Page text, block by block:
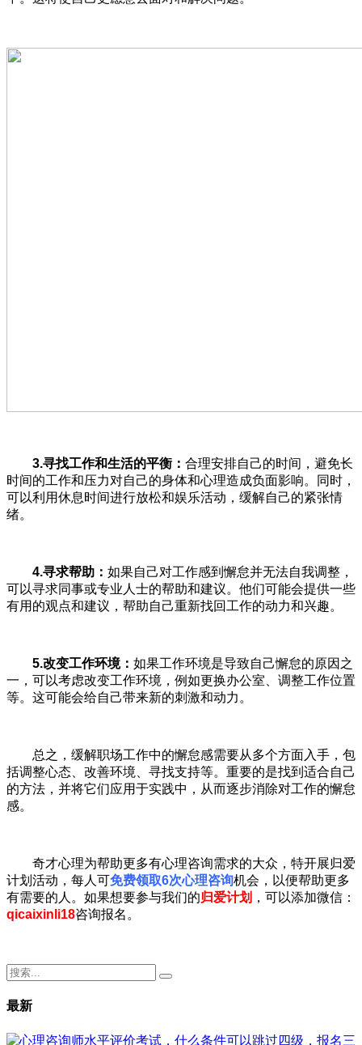
3.寻找工作和生活的平衡： 合理安排自己的时间，避免长
时间的工作和压力对自己的身体和心理造成负面影响。同时，
可以利用休息时间进行放松和娱乐活动，缓解自己的紧张情
绪。
4.寻求帮助： 如果自己对工作感到懈怠并无法自我调整，
可以寻求同事或专业人士的帮助和建议。他们可能会提供一些
有用的观点和建议，帮助自己重新找回工作的动力和兴趣。
5.改变工作环境： 如果工作环境是导致自己懈怠的原因之
一，可以考虑改变工作环境，例如更换办公室、调整工作位置
等。这可能会给自己带来新的刺激和动力。
总之，缓解职场工作中的懈怠感需要从多个方面入手，包
括调整心态、改善环境、寻找支持等。重要的是找到适合自己
的方法，并将它们应用于实践中，从而逐步消除对工作的懈怠
感。
奇才心理为帮助更多有心理咨询需求的大众，特开展归爱
计划活动，每人可免费领取6次心理咨询机会，以便帮助更多
有需要的人。如果想要参与我们的归爱计划 ，可以添加微信：
qicaixinli18咨询报名。
最新